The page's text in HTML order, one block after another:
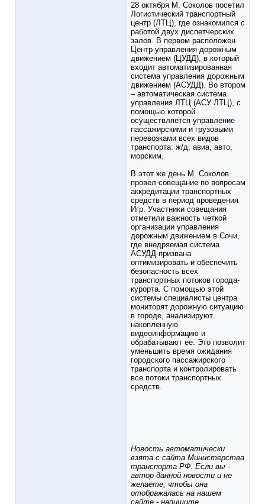
28 октября М. Соколов посетил
Логистический транспортный
центр (ЛТЦ), где ознакомился с
работой двух диспетчерских
залов. В первом расположен
Центр управления дорожным
движением (ЦУДД), в который
входит автоматизированная
система управления дорожным
движением (АСУДД). Во втором
– автоматическая система
управления ЛТЦ (АСУ ЛТЦ), с
помощью которой
осуществляется управление
пассажирскими и грузовыми
перевозками всех видов
транспорта: ж/д, авиа, авто,
морским.
В этот же день М. Соколов
провел совещание по вопросам
аккредитации транспортных
средств в период проведения
Игр. Участники совещания
отметили важность четкой
организации управления
дорожным движением в Сочи,
где внедряемая система
АСУДД призвана
оптимизировать и обеспечить
безопасность всех
транспортных потоков города-
курорта. С помощью этой
системы специалисты центра
мониторят дорожную ситуацию
в городе, анализируют
накопленную
видеоинформацию и
обрабатывают ее. Это позволит
уменьшить время ожидания
городского пассажирского
транспорта и контролировать
все потоки транспортных
средств.
Новость автоматически
взята с сайта Министерства
транспорта РФ. Если вы -
автор данной новости и не
желаете, чтобы она
отображалась на нашем
сайте - напишите,